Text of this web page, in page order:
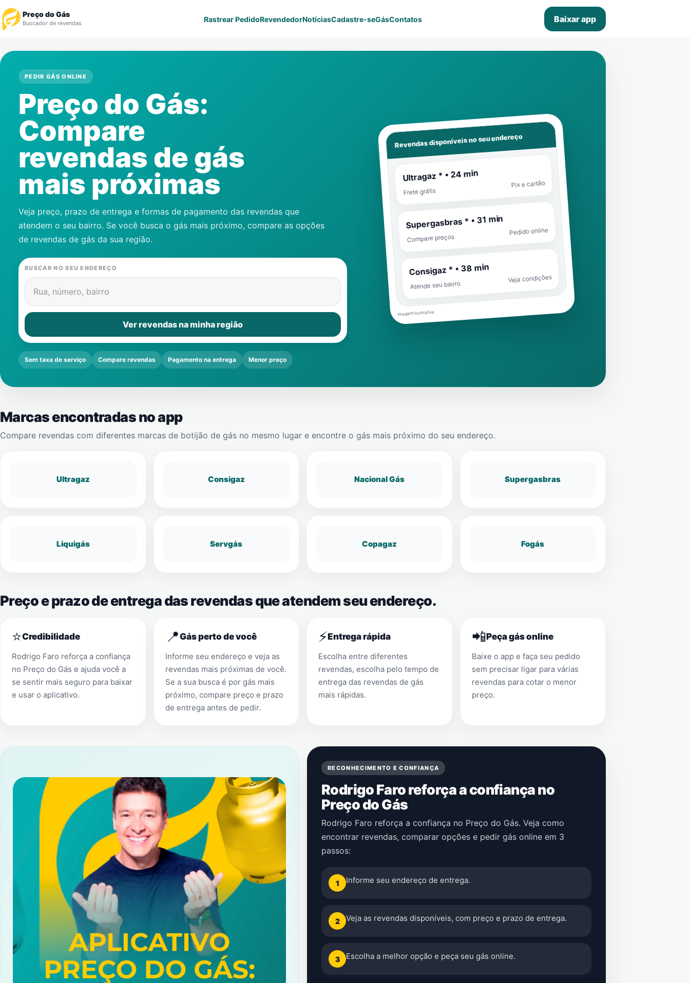
Preço do Gás
Buscador de revendas Rastrear PedidoRevendedorNotíciasCadastre-seGásContatos Baixar app
Revendedor
Notícias
Cadastre-se
Contatos
PEDIR GÁS ONLINE
Preço do Gás:
Compare
revendas de gás
mais próximas
Veja preço, prazo de entrega e formas de pagamento das revendas que
atendem o seu bairro. Se você busca o gás mais próximo, compare as opções
de revendas de gás da sua região.
BUSCAR NO SEU ENDEREÇO
Rua, número, bairro
Ver revendas na minha região
Sem taxa de serviço Compare revendas Pagamento na entrega Menor preço
Revendas disponíveis no seu endereço
Ultragaz * • 24 min
Frete grátis
Pix e cartão
Supergasbras * • 31 min
Compare preços
Pedido online
Consigaz * • 38 min
Atende seu bairro
Veja condições
Imagem ilustrativa
Marcas encontradas no app
Compare revendas com diferentes marcas de botijão de gás no mesmo lugar e encontre o gás mais próximo do seu endereço.
Ultragaz Consigaz Nacional Gás Supergasbras
Liquigás Servgás Copagaz Fogás
Preço e prazo de entrega das revendas que atendem seu endereço.
⭐Credibilidade
Rodrigo Faro reforça a confiança
no Preço do Gás e ajuda você a
se sentir mais seguro para baixar
e usar o aplicativo.
📍Gás perto de você
Informe seu endereço e veja as
revendas mais próximas de você.
Se a sua busca é por gás mais
próximo, compare preço e prazo
de entrega antes de pedir.
⚡Entrega rápida
Escolha entre diferentes
revendas, escolha pelo tempo de
entrega das revendas de gás
mais rápidas.
📲Peça gás online
Baixe o app e faça seu pedido
sem precisar ligar para várias
revendas para cotar o menor
preço.
RECONHECIMENTO E CONFIANÇA
Rodrigo Faro reforça a confiança no
Preço do Gás
Rodrigo Faro reforça a confiança no Preço do Gás. Veja como
encontrar revendas, comparar opções e pedir gás online em 3
passos:
1 Informe seu endereço de entrega.
2 Veja as revendas disponíveis, com preço e prazo de entrega.
3 Escolha a melhor opção e peça seu gás online.